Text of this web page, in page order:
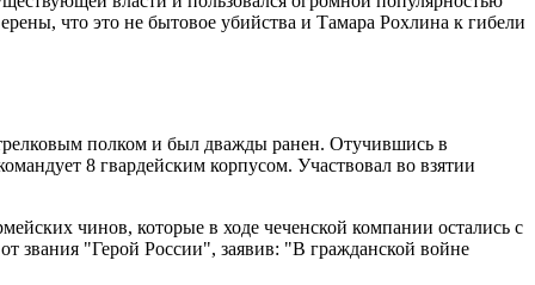
что это не бытовое убийства и Тамара Рохлина к гибели
полком и был дважды ранен. Отучившись в
8 гвардейским корпусом. Участвовал во взятии
чинов, которые в ходе чеченской компании остались с
звания "Герой России", заявив: "В гражданской войне